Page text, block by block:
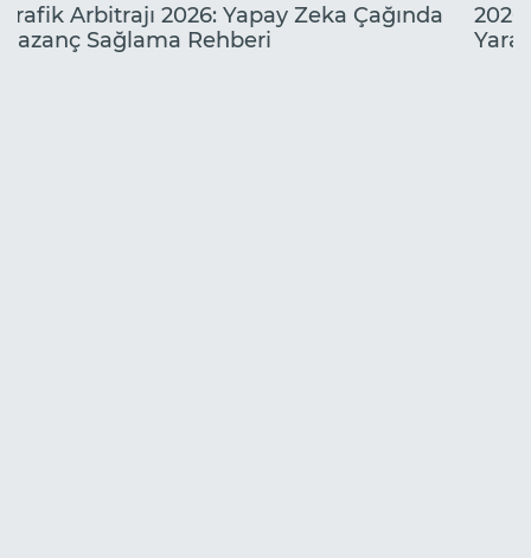
Trafik Arbitrajı 2026: Yapay Zeka Çağında
Kazanç Sağlama Rehberi